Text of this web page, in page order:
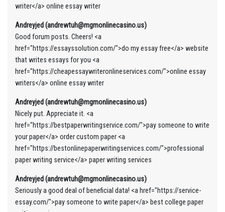
writer</a> online essay writer
Andreyjed (andrewtuh@mgmonlinecasino.us)
Good forum posts. Cheers! <a
href="https://essayssolution.com/">do my essay free</a> website
that writes essays for you <a
href="https://cheapessaywriteronlineservices.com/">online essay
writers</a> online essay writer
Andreyjed (andrewtuh@mgmonlinecasino.us)
Nicely put. Appreciate it. <a
href="https://bestpaperwritingservice.com/">pay someone to write
your paper</a> order custom paper <a
href="https://bestonlinepaperwritingservices.com/">professional
paper writing service</a> paper writing services
Andreyjed (andrewtuh@mgmonlinecasino.us)
Seriously a good deal of beneficial data! <a href="https://service-
essay.com/">pay someone to write paper</a> best college paper